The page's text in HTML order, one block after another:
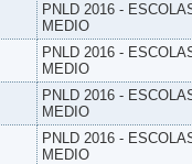
PNLD 2016 -
MEDIO
PNLD 2016 -
MEDIO
PNLD 2016 -
MEDIO
PNLD 2016 -
MEDIO